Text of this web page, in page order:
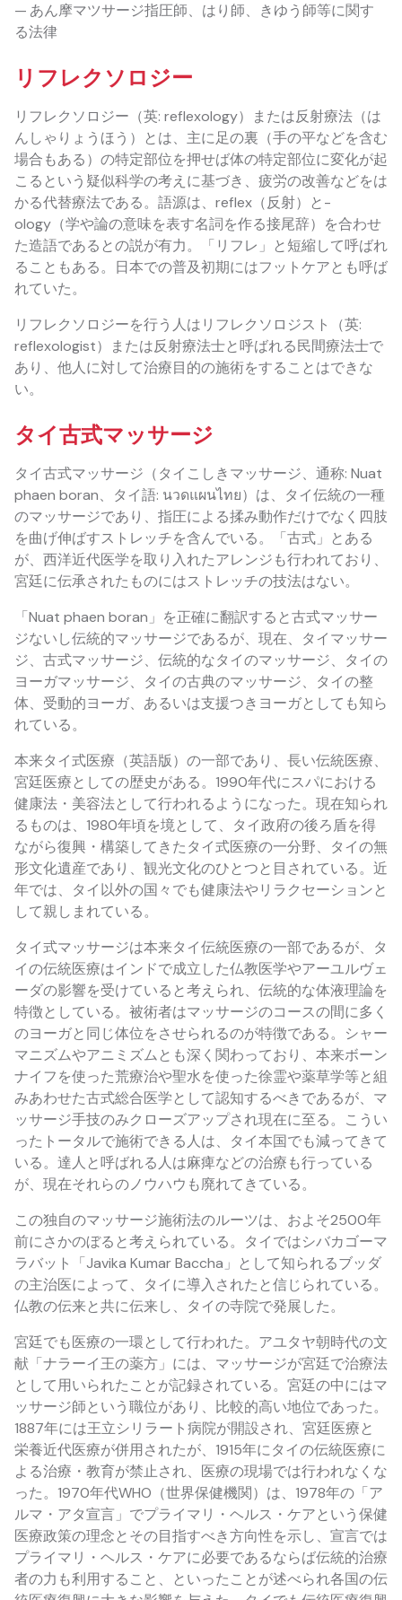
— あん摩マツサージ指圧師、はり師、きゆう師等に関す
る法律
リフレクソロジー
リフレクソロジー（英: reflexology）または反射療法（は
んしゃりょうほう）とは、主に足の裏（手の平などを含む
場合もある）の特定部位を押せば体の特定部位に変化が起
こるという疑似科学の考えに基づき、疲労の改善などをは
かる代替療法である。語源は、reflex（反射）と-
ology（学や論の意味を表す名詞を作る接尾辞）を合わせ
た造語であるとの説が有力。「リフレ」と短縮して呼ばれ
ることもある。日本での普及初期にはフットケアとも呼ば
れていた。
リフレクソロジーを行う人はリフレクソロジスト（英:
reflexologist）または反射療法士と呼ばれる民間療法士で
あり、他人に対して治療目的の施術をすることはできな
い。
タイ古式マッサージ
タイ古式マッサージ（タイこしきマッサージ、通称: Nuat
phaen boran、タイ語: นวดแผนไทย）は、タイ伝統の一種
のマッサージであり、指圧による揉み動作だけでなく四肢
を曲げ伸ばすストレッチを含んでいる。「古式」とある
が、西洋近代医学を取り入れたアレンジも行われており、
宮廷に伝承されたものにはストレッチの技法はない。
「Nuat phaen boran」を正確に翻訳すると古式マッサー
ジないし伝統的マッサージであるが、現在、タイマッサー
ジ、古式マッサージ、伝統的なタイのマッサージ、タイの
ヨーガマッサージ、タイの古典のマッサージ、タイの整
体、受動的ヨーガ、あるいは支援つきヨーガとしても知ら
れている。
本来タイ式医療（英語版）の一部であり、長い伝統医療、
宮廷医療としての歴史がある。1990年代にスパにおける
健康法・美容法として行われるようになった。現在知られ
るものは、1980年頃を境として、タイ政府の後ろ盾を得
ながら復興・構築してきたタイ式医療の一分野、タイの無
形文化遺産であり、観光文化のひとつと目されている。近
年では、タイ以外の国々でも健康法やリラクセーションと
して親しまれている。
タイ式マッサージは本来タイ伝統医療の一部であるが、タ
イの伝統医療はインドで成立した仏教医学やアーユルヴェ
ーダの影響を受けていると考えられ、伝統的な体液理論を
特徴としている。被術者はマッサージのコースの間に多く
のヨーガと同じ体位をさせられるのが特徴である。シャー
マニズムやアニミズムとも深く関わっており、本来ボーン
ナイフを使った荒療治や聖水を使った徐霊や薬草学等と組
みあわせた古式総合医学として認知するべきであるが、マ
ッサージ手技のみクローズアップされ現在に至る。こうい
ったトータルで施術できる人は、タイ本国でも減ってきて
いる。達人と呼ばれる人は麻痺などの治療も行っている
が、現在それらのノウハウも廃れてきている。
この独自のマッサージ施術法のルーツは、およそ2500年
前にさかのぼると考えられている。タイではシバカゴーマ
ラバット「Javika Kumar Baccha」として知られるブッダ
の主治医によって、タイに導入されたと信じられている。
仏教の伝来と共に伝来し、タイの寺院で発展した。
宮廷でも医療の一環として行われた。アユタヤ朝時代の文
献「ナラーイ王の薬方」には、マッサージが宮廷で治療法
として用いられたことが記録されている。宮廷の中にはマ
ッサージ師という職位があり、比較的高い地位であった。
1887年には王立シリラート病院が開設され、宮廷医療と
栄養近代医療が併用されたが、1915年にタイの伝統医療に
よる治療・教育が禁止され、医療の現場では行われなくな
った。1970年代WHO（世界保健機関）は、1978年の「ア
ルマ・アタ宣言」でプライマリ・ヘルス・ケアという保健
医療政策の理念とその目指すべき方向性を示し、宣言では
プライマリ・ヘルス・ケアに必要であるならば伝統的治療
者の力も利用すること、といったことが述べられ各国の伝